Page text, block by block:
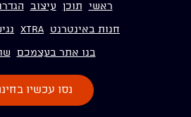
ראשי תוכן עיצוב
חנות באינטרנט Xtra
בנו אתר בעצמכם
נסו עכשיו